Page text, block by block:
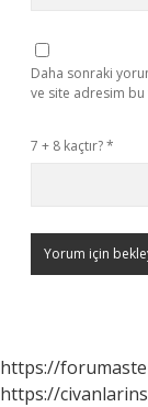
Daha sonraki
ve site adresim bu
7 + 8 kaçtır?*
https://
https://